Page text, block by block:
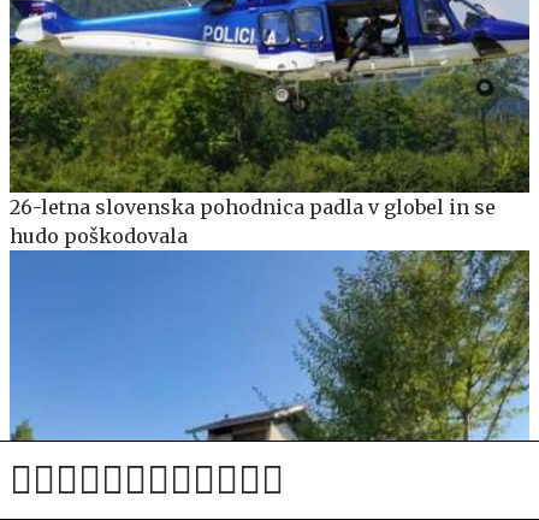
26-letna slovenska pohodnica padla v globel in se
hudo poškodovala